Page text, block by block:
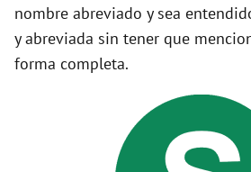
nombre abreviado y sea
y abreviada sin tener que
forma completa.